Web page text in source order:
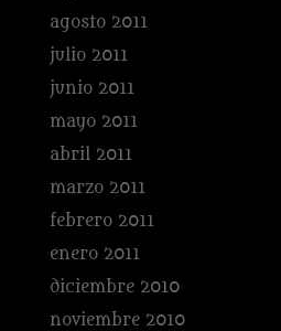
agosto 2011
julio 2011
junio 2011
mayo 2011
abril 2011
marzo 2011
febrero 2011
enero 2011
diciembre 2010
noviembre 2010